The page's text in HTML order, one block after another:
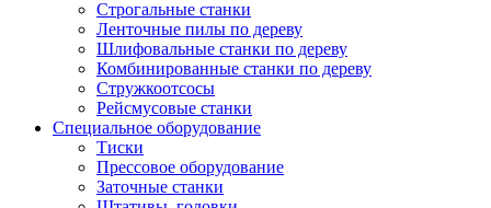
Строгальные станки
Ленточные пилы по дереву
Шлифовальные станки по дереву
Комбинированные станки по дереву
Стружкоотсосы
Рейсмусовые станки
Специальное оборудование
Тиски
Прессовое оборудование
Заточные станки